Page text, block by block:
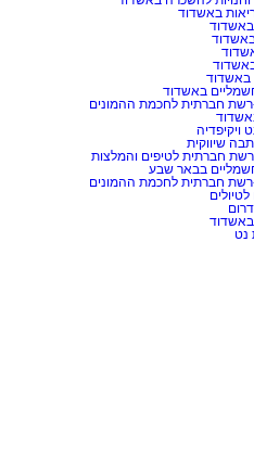
באשדוד
באשדוד
באשדוד
באשדוד
ויקיפדיה
שיווקית
חברתית לטיפים והמלצות
בבאר שבע
באשדוד
נט